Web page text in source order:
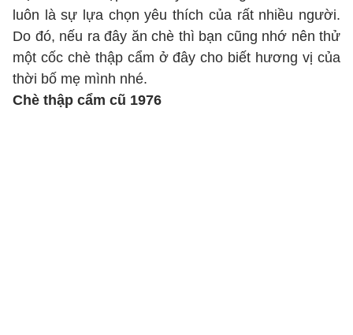
luôn là sự lựa chọn yêu thích của rất nhiều người.
Do đó, nếu ra đây ăn chè thì bạn cũng nhớ nên thử
một cốc chè thập cẩm ở đây cho biết hương vị của
thời bố mẹ mình nhé.
Chè thập cẩm cũ 1976